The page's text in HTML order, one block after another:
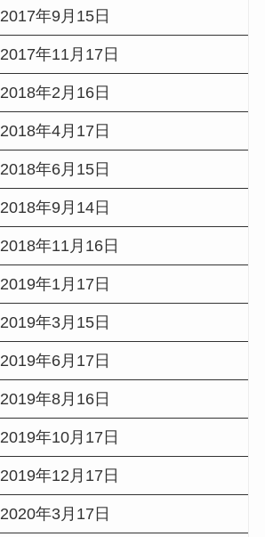
2017年9月15日
2017年11月17日
2018年2月16日
2018年4月17日
2018年6月15日
2018年9月14日
2018年11月16日
2019年1月17日
2019年3月15日
2019年6月17日
2019年8月16日
2019年10月17日
2019年12月17日
2020年3月17日